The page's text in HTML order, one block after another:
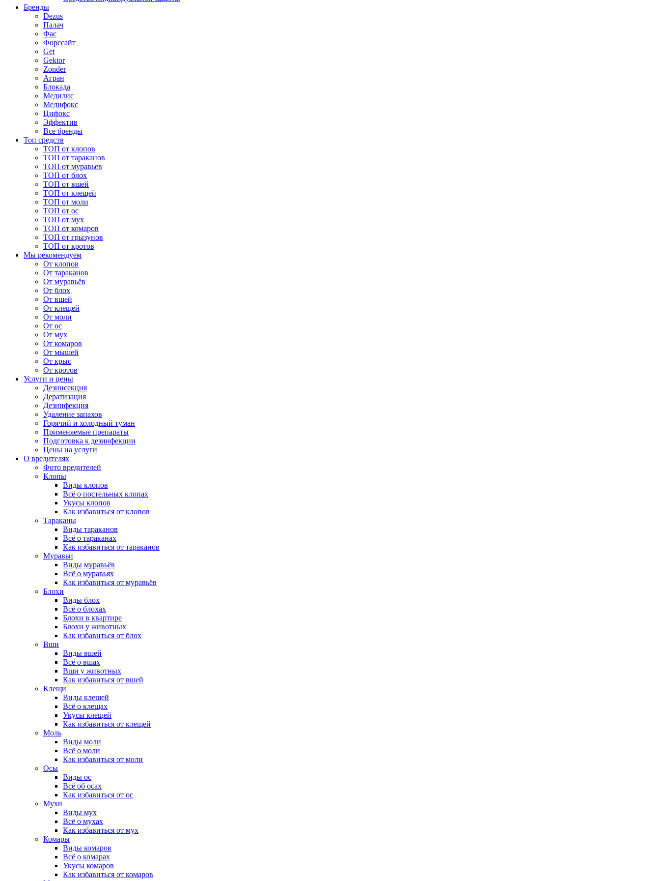
Бренды
Dezus
Палач
Фас
Форcсайт
Get
Gektor
Zonder
Агран
Блокада
Медилис
Медифокс
Цифокс
Эффектив
Все бренды
Топ средств
ТОП от клопов
ТОП от тараканов
ТОП от муравьев
ТОП от блох
ТОП от вшей
ТОП от клещей
ТОП от моли
ТОП от ос
ТОП от мух
ТОП от комаров
ТОП от грызунов
ТОП от кротов
Мы рекомендуем
От клопов
От тараканов
От муравьёв
От блох
От вшей
От клещей
От моли
От ос
От мух
От комаров
От мышей
От крыс
От кротов
Услуги и цены
Дезинсекция
Дератизация
Дезинфекция
Удаление запахов
Горячий и холодный туман
Применяемые препараты
Подготовка к дезинфекции
Цены на услуги
О вредителях
Фото вредителей
Клопы
Виды клопов
Всё о постельных клопах
Укусы клопов
Как избавиться от клопов
Тараканы
Виды тараканов
Всё о тараканах
Как избавиться от тараканов
Муравьи
Виды муравьёв
Всё о муравьях
Как избавиться от муравьёв
Блохи
Виды блох
Всё о блохах
Блохи в квартире
Блохи у животных
Как избавиться от блох
Вши
Виды вшей
Всё о вшах
Вши у животных
Как избавиться от вшей
Клещи
Виды клещей
Всё о клещах
Укусы клещей
Как избавиться от клещей
Моль
Виды моли
Всё о моли
Как избавиться от моли
Осы
Виды ос
Всё об осах
Как избавиться от ос
Мухи
Виды мух
Всё о мухах
Как избавиться от мух
Комары
Виды комаров
Всё о комарах
Укусы комаров
Как избавиться от комаров